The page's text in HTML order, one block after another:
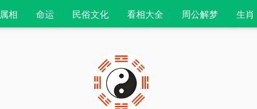
属相 命运 民俗文化 看相大全 周公解梦 生肖